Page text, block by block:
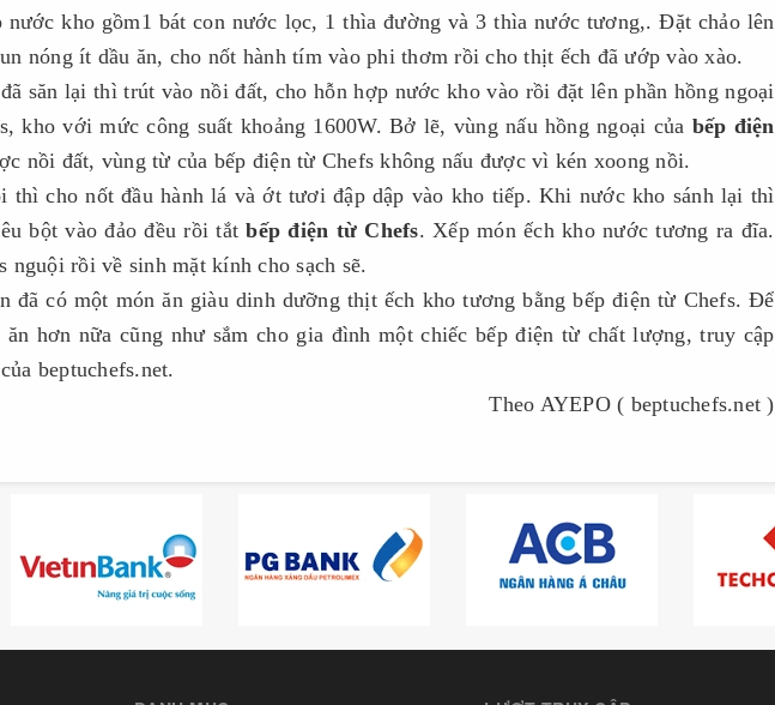
nước kho gồm1 bát con nước lọc, 1 thìa đường và 3 thìa nước tương,. Đặt chảo lên
nóng ít dầu ăn, cho nốt hành tím vào phi thơm rồi cho thịt ếch đã ướp vào xào.
săn lại thì trút vào nồi đất, cho hỗn hợp nước kho vào rồi đặt lên phần hồng ngoại
kho với mức công suất khoảng 1600W. Bở lẽ, vùng nấu hồng ngoại của bếp điện
nồi đất, vùng từ của bếp điện từ Chefs không nấu được vì kén xoong nồi.
thì cho nốt đầu hành lá và ớt tươi đập dập vào kho tiếp. Khi nước kho sánh lại thì
bột vào đảo đều rồi tắtbếp điện từ Chefs. Xếp món ếch kho nước tương ra đĩa.
rồi về sinh mặt kính cho sạch sẽ.
đã có một món ăn giàu dinh dưỡng thịt ếch kho tương bằng bếp điện từ Chefs. Để
ăn hơn nữa cũng như sắm cho gia đình một chiếc bếp điện từ chất lượng, truy cập
beptuchefs.net.
Theo AYEPO ( beptuchefs.net )